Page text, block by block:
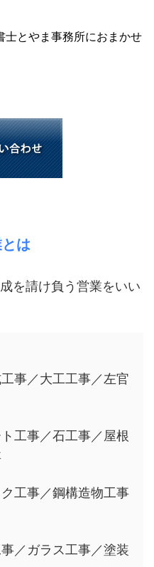
士とやま事務所におまかせ
は
を請け負う営業をいい
事／大工工事／左官
工事／石工事／屋根
工事／鋼構造物工事
／ガラス工事／塗装